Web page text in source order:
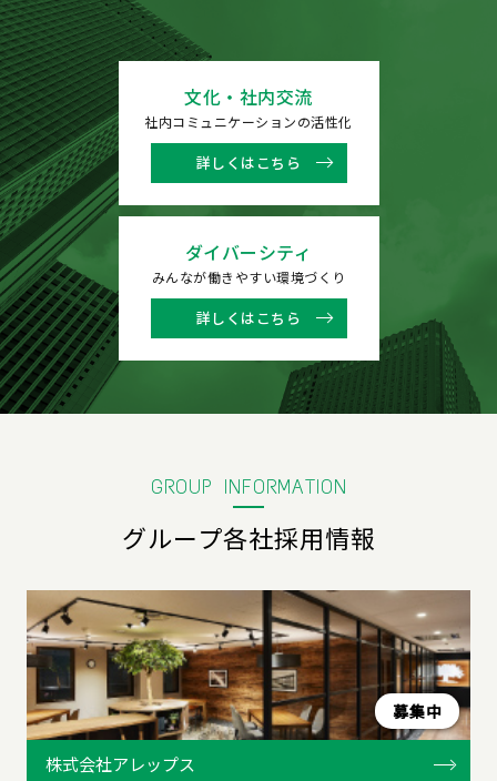
文化・社内交流
社内コミュニケーションの活性化
詳しくはこちら
ダイバーシティ
みんなが働きやすい環境づくり
詳しくはこちら
GROUP INFORMATION
グループ各社採用情報
募集中
株式会社アレップス